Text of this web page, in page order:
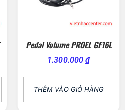
Pedal Volume PROEL GF16L
1.300.000 ₫
THÊM VÀO GIỎ HÀNG